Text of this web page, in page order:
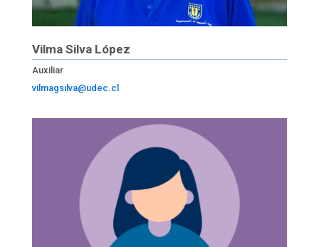
Vilma Silva López
Auxiliar
vilmagsilva@udec.cl